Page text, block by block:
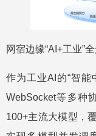
网宿边缘“AI+工业”
作为工业AI的“智能
WebSocket等多种
100+主流大模型，